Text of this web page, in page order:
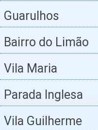
Guarulhos
Bairro do Limão
Vila Maria
Parada Inglesa
Vila Guilherme